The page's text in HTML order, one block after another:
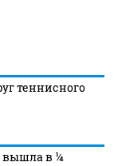
теннисного
вышла в ¼